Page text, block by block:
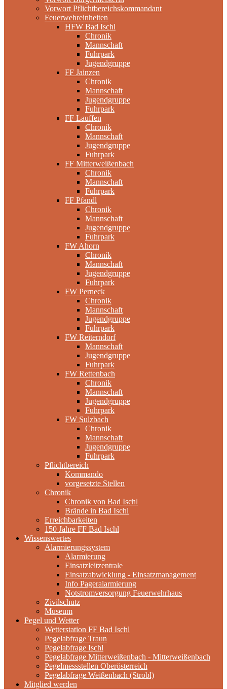
Vorwort Pflichtbereichskommandant
Feuerwehreinheiten
HFW Bad Ischl
Chronik
Mannschaft
Fuhrpark
Jugendgruppe
FF Jainzen
Chronik
Mannschaft
Jugendgruppe
Fuhrpark
FF Lauffen
Chronik
Mannschaft
Jugendgruppe
Fuhrpark
FF Mitterweißenbach
Chronik
Mannschaft
Fuhrpark
FF Pfandl
Chronik
Mannschaft
Jugendgruppe
Fuhrpark
FW Ahorn
Chronik
Mannschaft
Jugendgruppe
Fuhrpark
FW Perneck
Chronik
Mannschaft
Jugendgruppe
Fuhrpark
FW Reiterndorf
Mannschaft
Jugendgruppe
Fuhrpark
FW Rettenbach
Chronik
Mannschaft
Jugendgruppe
Fuhrpark
FW Sulzbach
Chronik
Mannschaft
Jugendgruppe
Fuhrpark
Pflichtbereich
Kommando
vorgesetzte Stellen
Chronik
Chronik von Bad Ischl
Brände in Bad Ischl
Erreichbarkeiten
150 Jahre FF Bad Ischl
Wissenswertes
Alarmierungssystem
Alarmierung
Einsatzleitzentrale
Einsatzabwicklung - Einsatzmanagement
Info Pageralarmierung
Notstromversorgung Feuerwehrhaus
Zivilschutz
Museum
Pegel und Wetter
Wetterstation FF Bad Ischl
Pegelabfrage Traun
Pegelabfrage Ischl
Pegelabfrage Mitterweißenbach - Mitterweißenbach
Pegelmessstellen Oberösterreich
Pegelabfrage Weißenbach (Strobl)
Mitglied werden